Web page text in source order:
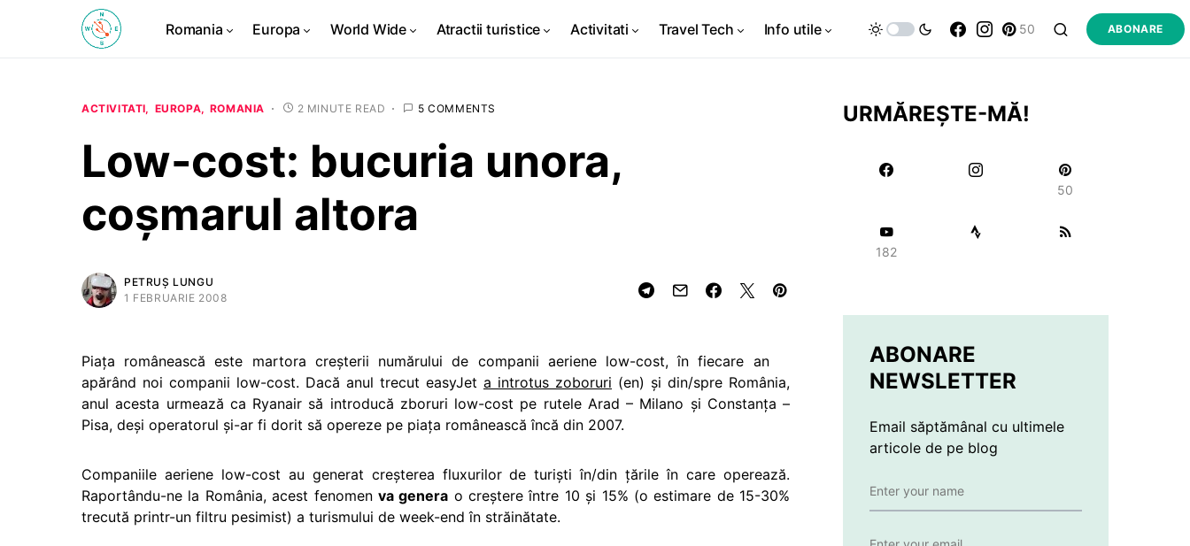
Romania Europa World Wide Atractii turistice Activitati Travel Tech Info utile 50 ABONARE
ACTIVITATI EUROPA ROMANIA 2 MINUTE READ 5 COMMENTS
Low-cost: bucuria unora,
coşmarul altora
PETRUȘ LUNGU
1 FEBRUARIE 2008
Piaţa românească este martora creşterii numărului de companii aeriene low-cost, în fiecare an
apărând noi companii low-cost. Dacă anul trecut easyJet a introtus zoboruri (en) şi din/spre România,
anul acesta urmează ca Ryanair să introducă zboruri low-cost pe rutele Arad – Milano şi Constanţa –
Pisa, deşi operatorul şi-ar fi dorit să opereze pe piaţa românească încă din 2007.
Companiile aeriene low-cost au generat creşterea fluxurilor de turişti în/din ţările în care operează.
Raportându-ne la România, acest fenomen va genera o creştere între 10 şi 15% (o estimare de 15-30%
trecută printr-un filtru pesimist) a turismului de week-end în străinătate.
URMĂREȘTE-MĂ!
50
182
ABONARE
NEWSLETTER
Email săptămânal cu ultimele
articole de pe blog